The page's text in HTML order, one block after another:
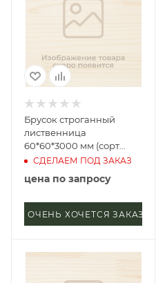
Брусок строганный
лиственница
60*60*3000 мм (сорт
Прима)
СДЕЛАЕМ ПОД ЗАКАЗ
цена по запросу
ОЧЕНЬ ХОЧЕТСЯ